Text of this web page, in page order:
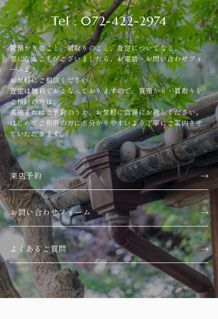
Tel : 072-422-2974
質預かりのこと、買取りのこと、査定についてなど、
気になることがございましたら、お電話・お問い合わせフォ
ームより
お気軽にご相談ください。
査定は無料でおこなっておりますので、質預かり・買取りを
ご検討の方は、
直接またはご予約のうえ、お気軽に店頭にお越しください。
はじめてご利用の方にも分かりやすいよう丁寧にご案内させ
ていただきます。
来店予約
お問い合わせフォーム
よくあるご質問